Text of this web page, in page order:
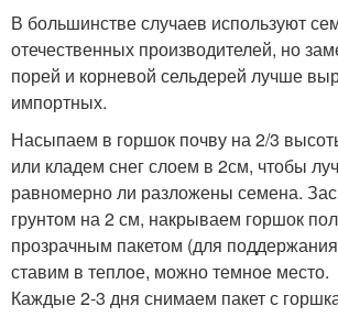
В большинстве случаев используют
отечественных производителей, но
порей и корневой сельдерей лучше
импортных.
Насыпаем в горшок почву на 2/3
или кладем снег слоем в 2см, чтобы
равномерно ли разложены семена.
грунтом на 2 см, накрываем горшок
прозрачным пакетом (для
ставим в теплое, можно темное место.
Каждые 2-3 дня снимаем пакет с